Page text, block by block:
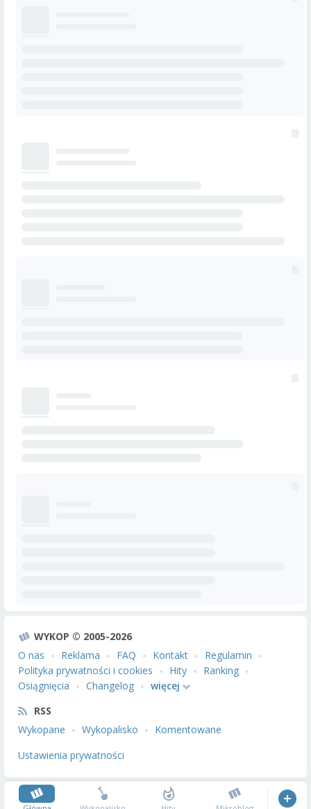
WYKOP © 2005-2026
O nas
Reklama FAQ Kontakt
Regulamin
Polityka prywatności i cookies
Hity
Ranking
Osiągnięcia
Changelog
więcej
RSS
Wykopane
Wykopalisko
Komentowane
Ustawienia prywatności